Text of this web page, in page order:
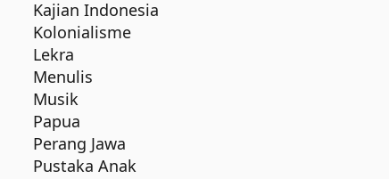
Kajian Indonesia
Kolonialisme
Lekra
Menulis
Musik
Papua
Perang Jawa
Pustaka Anak